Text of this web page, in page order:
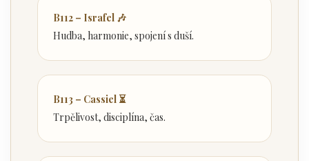
B112 – Israfel 🎶
Hudba, harmonie, spojení s duší.
B113 – Cassiel ⏳
Trpělivost, disciplína, čas.